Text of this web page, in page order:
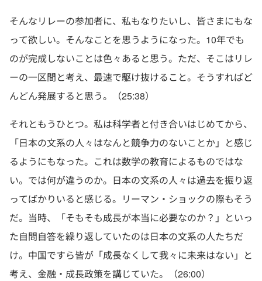
そんなリレーの参加者に、私もなりたいし、皆さまにもな
って欲しい。そんなことを思うようになった。10年でも
のが完成しないことは色々あると思う。ただ、そこはリレ
ーの一区間と考え、最速で駆け抜けること。そうすればど
んどん発展すると思う。（25:38）
それともうひとつ。私は科学者と付き合いはじめてから、
「日本の文系の人々はなんと競争力のないことか」と感じ
るようにもなった。これは数学の教育によるものではな
い。では何が違うのか。日本の文系の人々は過去を振り返
ってばかりいると感じる。リーマン・ショックの際もそう
だ。当時、「そもそも成長が本当に必要なのか？」といっ
た自問自答を繰り返していたのは日本の文系の人たちだ
け。中国ですら皆が「成長なくして我々に未来はない」と
考え、金融・成長政策を講じていた。（26:00）